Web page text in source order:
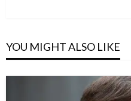
YOU MIGHT ALSO LIKE